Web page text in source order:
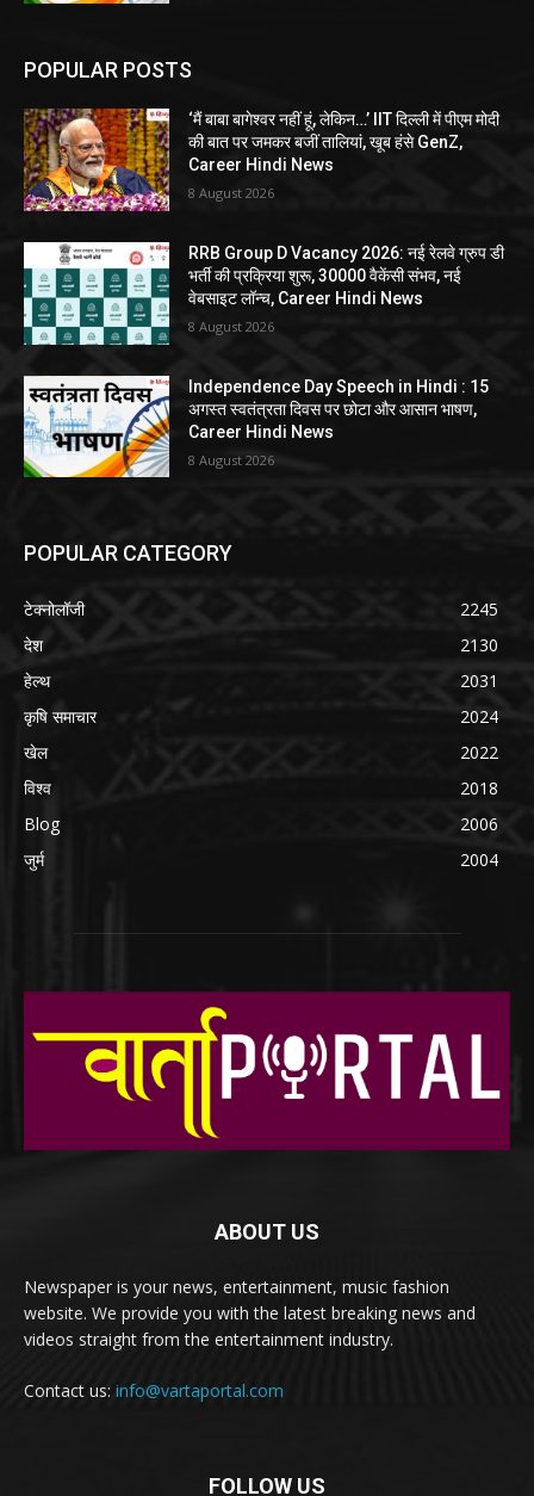
POPULAR POSTS
‘मैं बाबा बागेश्वर नहीं हूं, लेकिन…’ IIT दिल्ली में पीएम मोदी
की बात पर जमकर बजीं तालियां, खूब हंसे GenZ,
Career Hindi News
8 August 2026
RRB Group D Vacancy 2026: नई रेलवे ग्रुप डी
भर्ती की प्रक्रिया शुरू, 30000 वैकेंसी संभव, नई
वेबसाइट लॉन्च, Career Hindi News
8 August 2026
Independence Day Speech in Hindi : 15
अगस्त स्वतंत्रता दिवस पर छोटा और आसान भाषण,
Career Hindi News
8 August 2026
POPULAR CATEGORY
टेक्नोलॉजी
2245
देश
2130
हेल्थ
2031
कृषि समाचार
2024
खेल
2022
विश्व
2018
Blog
2006
जुर्म
2004
ABOUT US
Newspaper is your news, entertainment, music fashion
website. We provide you with the latest breaking news and
videos straight from the entertainment industry.
Contact us: info@vartaportal.com
FOLLOW US